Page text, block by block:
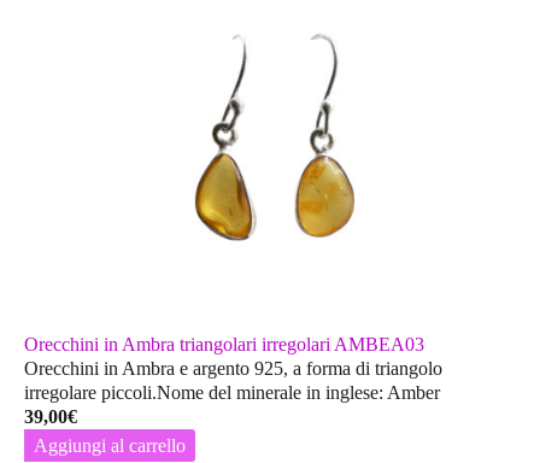
Orecchini in Ambra triangolari irregolari AMBEA03
Orecchini in Ambra e argento 925, a forma di triangolo
irregolare piccoli.Nome del minerale in inglese: Amber
39,00€
Aggiungi al carrello